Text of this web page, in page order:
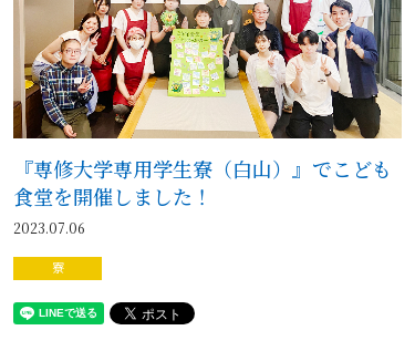
『専修大学専用学生寮（白山）』でこども
食堂を開催しました！
2023.07.06
寮